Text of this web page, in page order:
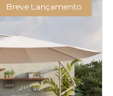
Breve Lançamento